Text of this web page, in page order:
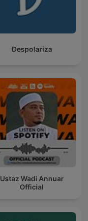
Despolariza
Ustaz Wadi Annuar
Official